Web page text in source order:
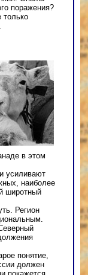
поражения?
только
в этом
усиливают
наиболее
широтный
Регион
понятие,
должен